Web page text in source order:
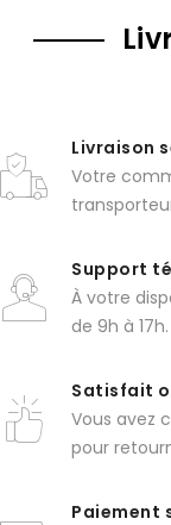
Livraison
Votre
Support
À votre
de 9h à 17h.
Satisfait
Vous avez
pour
Paiement